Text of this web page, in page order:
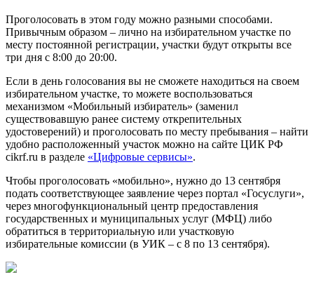
Проголосовать в этом году можно разными способами.
Привычным образом – лично на избирательном участке по
месту постоянной регистрации, участки будут открыты все
три дня с 8:00 до 20:00.
Если в день голосования вы не сможете находиться на своем
избирательном участке, то можете воспользоваться
механизмом «Мобильный избиратель» (заменил
существовавшую ранее систему открепительных
удостоверений) и проголосовать по мес­ту пребывания – найти
удобно расположенный участок можно на сайте ЦИК РФ
cikrf.ru в разделе «Цифровые сервисы».
Чтобы проголосовать «мобильно», нужно до 13 сентября
подать соответствующее заявление через портал «Госуслуги»,
через многофункциональный центр предоставления
государственных и муниципальных услуг (МФЦ) либо
обратиться в территориальную или участковую
избирательные комиссии (в УИК – с 8 по 13 сентября).